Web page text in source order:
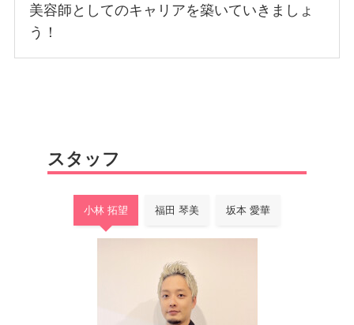
美容師としてのキャリアを築いていきましょ
う！
スタッフ
小林 拓望 福田 琴美 坂本 愛華